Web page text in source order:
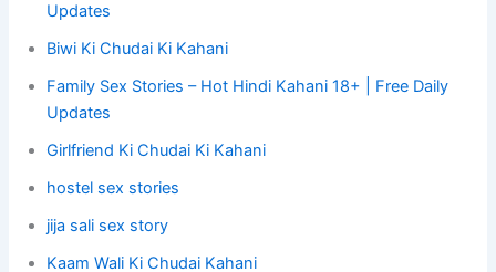
Updates
Biwi Ki Chudai Ki Kahani
Family Sex Stories – Hot Hindi Kahani 18+ | Free Daily
Updates
Girlfriend Ki Chudai Ki Kahani
hostel sex stories
jija sali sex story
Kaam Wali Ki Chudai Kahani